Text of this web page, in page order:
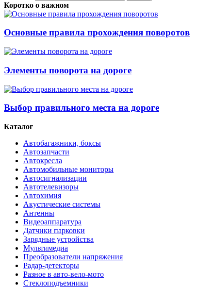
Коротко о важном
Основные правила прохождения поворотов
Элементы поворота на дороге
Выбор правильного места на дороге
Каталог
Автобагажники, боксы
Автозапчасти
Автокресла
Автомобильные мониторы
Автосигнализации
Автотелевизоры
Автохимия
Акустические системы
Антенны
Видеоаппаратура
Датчики парковки
Зарядные устройства
Мультимедиа
Преобразователи напряжения
Радар-детекторы
Разное в авто-вело-мото
Стеклоподъемники